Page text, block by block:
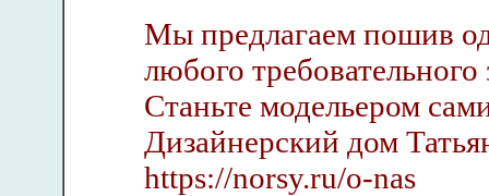
Мы предлагаем пошив
любого
Станьте модельером
Дизайнерский дом
https://norsy.ru/o-nas